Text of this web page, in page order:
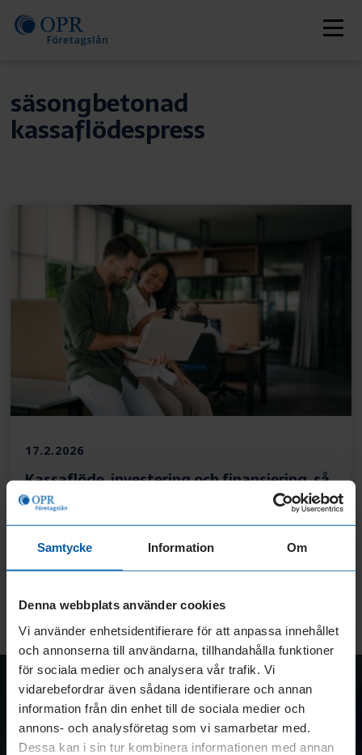
Samtycke Information Om
Denna webbplats använder cookies
Vi använder enhetsidentifierare för att anpassa innehållet
och annonserna till användarna, tillhandahålla funktioner
för sociala medier och analysera vår trafik. Vi
vidarebefordrar även sådana identifierare och annan
information från din enhet till de sociala medier och
annons- och analysföretag som vi samarbetar med.
Dessa kan i sin tur kombinera informationen med annan
Skip
säsongbetonad
kassaflödespress
Kassaflöde, investering och finansiering, så
hänger allt ihop
17.2.2026
Februari kan kännas som en perfekt storm
för många svenska företag. Efter att
bokslutet är klart och januari ofta visat
LÄS MER
:
KASSAFLÖDE,
INVESTERING
FINANSIERING,
SÅ
HÄNGER
ALLT
IHOP
OPR-Företagslån
Press
Creditsafe